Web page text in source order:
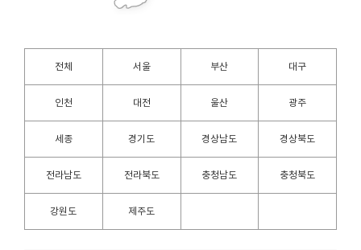
전체 서울 부산 대구
인천 대전 울산 광주
세종 경기도 경상남도 경상북도
전라남도 전라북도 충청남도 충청북도
강원도 제주도